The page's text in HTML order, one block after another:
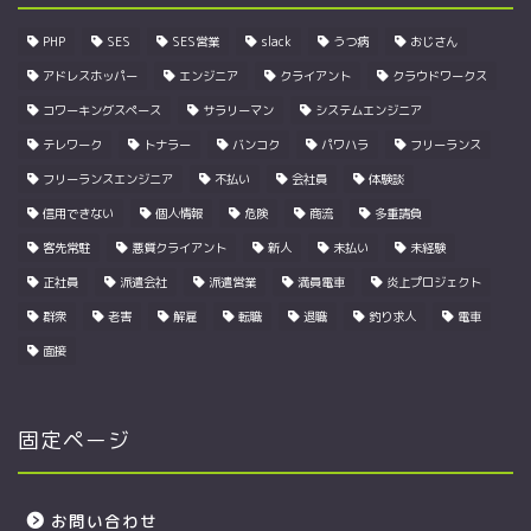
PHP SES SES営業 slack うつ病 おじさん
アドレスホッパー エンジニア クライアント クラウドワークス
コワーキングスペース サラリーマン システムエンジニア
テレワーク トナラー バンコク パワハラ フリーランス
フリーランスエンジニア 不払い 会社員 体験談
信用できない 個人情報 危険 商流 多重請負
客先常駐 悪質クライアント 新人 未払い 未経験
正社員 派遣会社 派遣営業 満員電車 炎上プロジェクト
群衆 老害 解雇 転職 退職 釣り求人 電車
面接
固定ページ
お問い合わせ